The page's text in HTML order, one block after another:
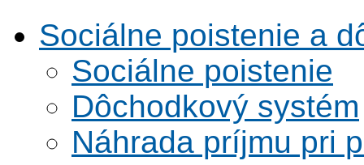
Sociálne poistenie a
Sociálne poistenie
Dôchodkový systém
Náhrada príjmu pri